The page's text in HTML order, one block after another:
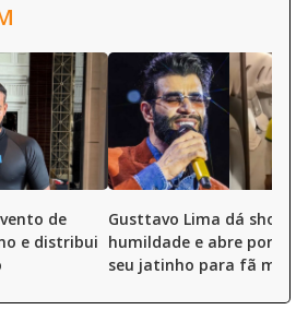
de
e distribui
Gusttavo Lima dá show
humildade e abre portas
seu jatinho para fã mirim